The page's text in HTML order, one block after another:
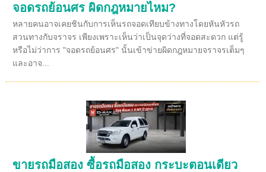
จอดรถย้อนศร ผิดกฎหมายไหม?
หลายคนอาจเคยชินกับการเห็นรถจอดเทียบข้างทางโดยหันหัวรถ
สวนทางกับจราจร เพียงเพราะเห็นว่าเป็นจุดว่างที่จอดสะดวก แต่รู้
หรือไม่ว่าการ "จอดรถย้อนศร" นั้นเข้าข่ายผิดกฎหมายจราจรเต็มๆ
และอาจ...
ขายรถมือสอง ซื้อรถมือสอง กระบะตอนเดียว